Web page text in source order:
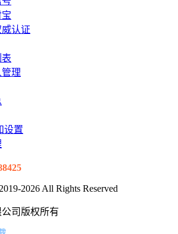
认证
理
设置
2026 All Rights Reserved
司版权所有